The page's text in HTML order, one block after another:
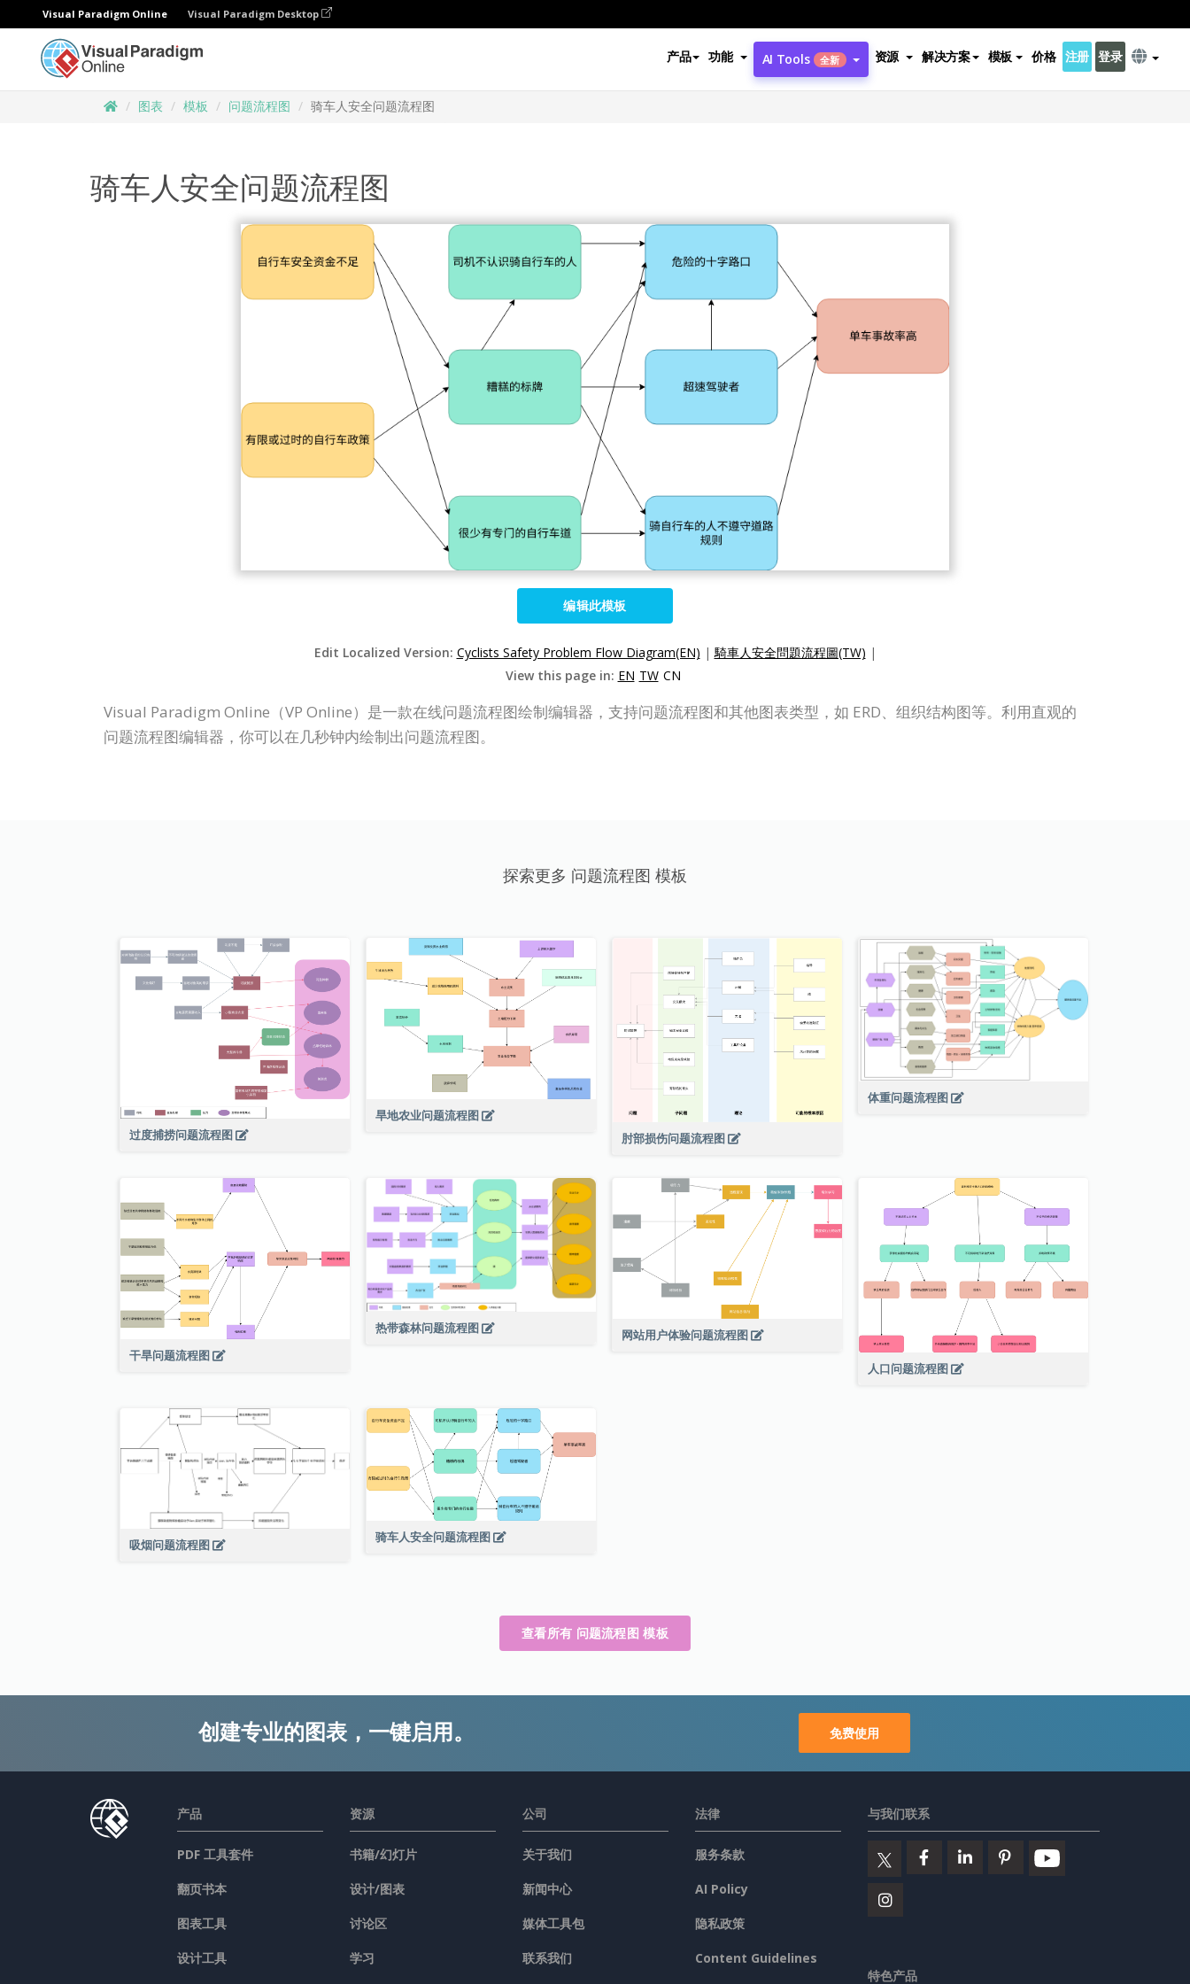
Visual Paradigm Online Visual Paradigm Desktop
产品 功能 AI Tools 全新 资源 解决方案 模板 价格 注册 登录
图表 模板 问题流程图 骑车人安全问题流程图
骑车人安全问题流程图
编辑此模板
Edit Localized Version: Cyclists Safety Problem Flow Diagram(EN) |騎車人安全問題流程圖(TW) |
View this page in: EN TW CN
Visual Paradigm Online（VP Online）是一款在线问题流程图绘制编辑器，支持问题流程图和其他图表类型，如 ERD、组织结构图等。利用直观的
问题流程图编辑器，你可以在几秒钟内绘制出问题流程图。
探索更多 问题流程图 模板
过度捕捞问题流程图
旱地农业问题流程图
肘部损伤问题流程图
体重问题流程图
干旱问题流程图
热带森林问题流程图 网站用户体验问题流程图
人口问题流程图
吸烟问题流程图
骑车人安全问题流程图
查看所有 问题流程图 模板
创建专业的图表，一键启用。 免费使用
产品
PDF 工具套件
翻页书本
图表工具
设计工具
资源
书籍/幻灯片
设计/图表
讨论区
学习
公司
关于我们
新闻中心
媒体工具包
联系我们
法律
服务条款
AI Policy
隐私政策
Content Guidelines
与我们联系
特色产品